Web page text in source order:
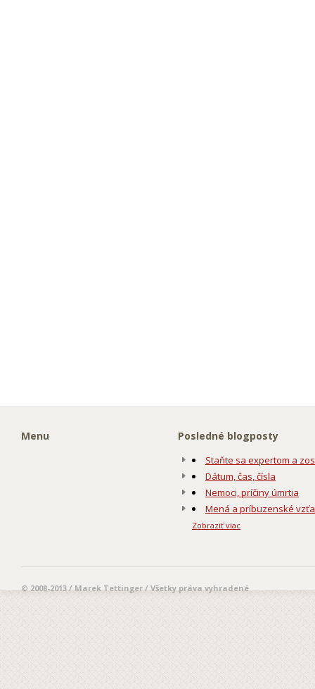
Menu Posledné blogposty
Staňte sa expertom a
Dátum, čas, čísla
Nemoci, príčiny úmrtia
Mená a príbuzenské
Zobraziť viac
© 2008-2013 / Marek Tettinger / Všetky práva vyhradené